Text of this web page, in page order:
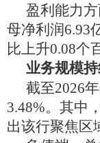
盈利能力
母净利润6.93
比上升0.08个
业务规模
截至2026
3.48%。其中
出该行聚焦区